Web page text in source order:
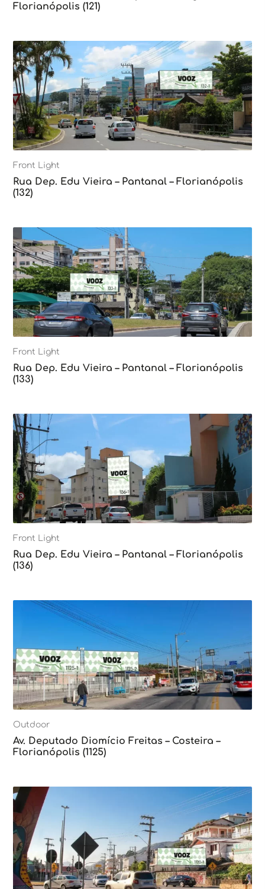
Florianópolis (121)
Front Light
Rua Dep. Edu Vieira – Pantanal – Florianópolis
(132)
Front Light
Rua Dep. Edu Vieira – Pantanal – Florianópolis
(133)
Front Light
Rua Dep. Edu Vieira – Pantanal – Florianópolis
(136)
Outdoor
Av. Deputado Diomício Freitas – Costeira –
Florianópolis (1125)